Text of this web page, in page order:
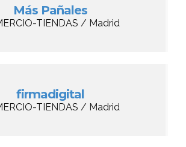
Más Pañales
TIENDAS / Madrid
firmadigital
TIENDAS / Madrid